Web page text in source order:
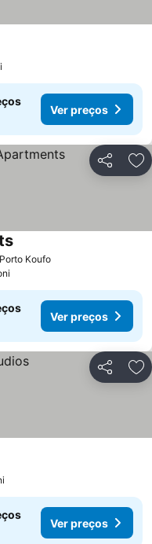
Ver preços
Partilhar
Koufo
Ver preços
Partilhar
Ver preços